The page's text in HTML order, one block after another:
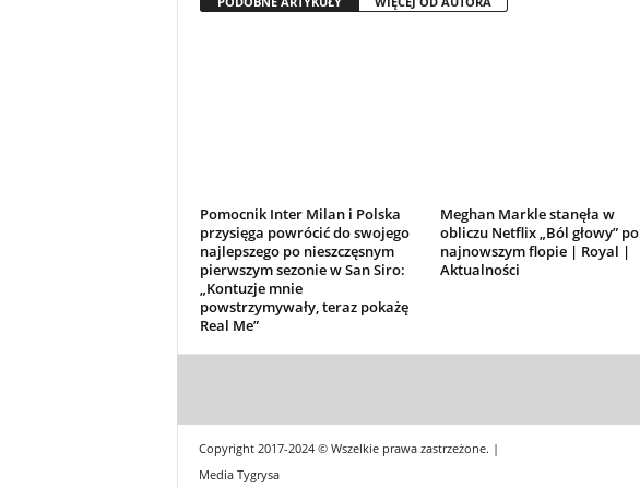
Pomocnik Inter Milan i Polska
przysięga powrócić do swojego
najlepszego po nieszczęsnym
pierwszym sezonie w San Siro:
„Kontuzje mnie
powstrzymywały, teraz pokażę
Real Me”
Meghan Markle stanęła w
obliczu Netflix „Ból głowy” po
najnowszym flopie | Royal |
Aktualności
Copyright 2017-2024 © Wszelkie prawa zastrzeżone. |
Media Tygrysa